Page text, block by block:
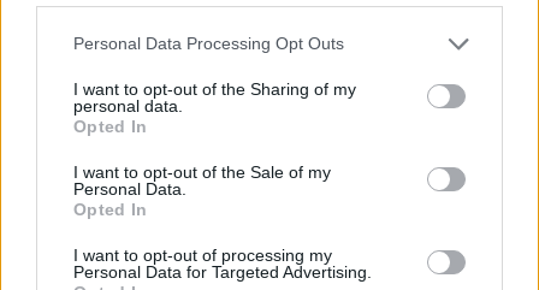
Please note that this website/app uses one or more Google
not limited to your visit or usage behaviour. You may click to
grant or deny consent to Google and its third-party tags to
use your data for below specified purposes in below Google
consent section.
Personal Data Processing Opt Outs
I want to opt-out of the Sharing of my
personal data.
Opted In
I want to opt-out of the Sale of my
Personal Data.
Opted In
I want to opt-out of processing my
Personal Data for Targeted Advertising.
#labdarúgás
Platformok: Nintendo Switch Nintendo Switch 2
PC
PlayStation 4
PlayStation 5 Xbox Series X